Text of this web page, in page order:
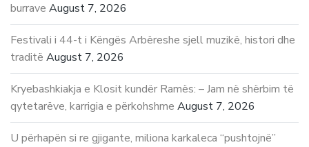
burrave August 7, 2026
Festivali i 44-t i Këngës Arbëreshe sjell muzikë, histori dhe
traditë August 7, 2026
Kryebashkiakja e Klosit kundër Ramës: – Jam në shërbim të
qytetarëve, karrigia e përkohshme August 7, 2026
U përhapën si re gjigante, miliona karkaleca “pushtojnë”